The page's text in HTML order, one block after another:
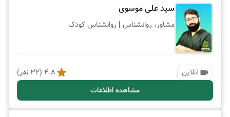
سید علی موسوی
مشاور، روانشناس | روانشناس کودک
آنلاین 4.8
(
32 نفر)
مشاهده اطلاعات